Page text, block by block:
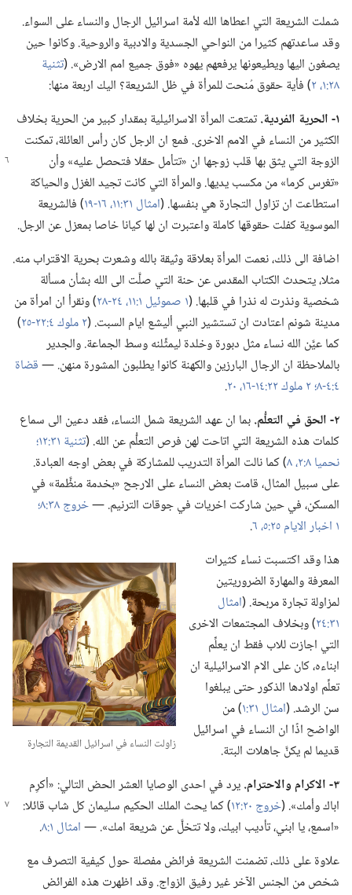
شملت الشريعة التي اعطاها الله لأمة اسرائيل الرجال والنساء على السواء.‏
وقد ساعدتهم كثيرا من النواحي الجسدية والادبية والروحية.‏ وكانوا حين
يصغون اليها ويطيعونها يرفعهم يهوه «فوق جميع امم الارض».‏ (‏تثنية
٢٨:‏١،‏ ٢
‏)‏ فأية حقوق مُنحت للمرأة في ظل الشريعة؟‏ اليك اربعة منها:‏
١-‏ الحرية الفردية.‏
تمتعت المرأة الاسرائيلية بمقدار كبير من الحرية بخلاف
الكثير من النساء في الامم الاخرى.‏ فمع ان الرجل كان رأس العائلة،‏ تمكنت
الزوجة التي يثق بها قلب زوجها ان «تتأمل حقلافتحصل عليه» وأن
«تغرس كرما» من مكسب يديها.‏ والمرأة التي كانت تجيد الغزل والحياكة
استطاعت ان تزاول التجارة هي بنفسها.‏ (‏امثال ٣١:‏١١،‏
‏)‏ فالشريعة
الموسوية كفلت حقوقها كاملة واعتبرت ان لها كيانا خاصا بمعزل عن الرجل.‏
اضافة الى ذلك،‏ نعمت المرأة بعلاقة وثيقة بالله وشعرت بحرية الاقتراب منه.‏
مثلا،‏ يتحدث الكتاب المقدس عن حنة التي صلَّت الى الله بشأن مسألة
شخصية ونذرت له نذرا في قلبها.‏ (‏١ صموئيل ١:‏١١،‏
‏)‏ ونقرأ ان امرأة من
مدينة شونم اعتادت ان تستشير النبي أليشع ايام السبت.‏ (‏٢ ملوك ٤:‏٢٢-‏٢٥
‏)‏
كما عيَّن الله نساء مثل دبورة وخلدة ليمثِّلنه وسط الجماعة.‏ والجدير
بالملاحظة ان الرجال البارزين والكهنة كانوا يطلبون المشورة منهن.‏ —‏قضاة
٤:‏٤-‏٨؛‏
‏.‏
٢-‏ الحق
في التعلُّم.‏بما ان عهد الشريعة شمل النساء،‏ فقد دعين الى سماع
كلمات هذه الشريعة التي اتاحت لهن فرص التعلُّم عن الله.‏ (‏تثنية ٣١:‏١٢؛‏
نحميا ٨:‏٢،‏
‏)‏ كما نالت المرأة التدريب للمشاركة في بعض اوجه العبادة.‏
على سبيل المثال،‏ قامت بعض النساء على الارجح «بخدمة منظَّمة» في
المسكن،‏ في حين شاركت اخريات في جوقات الترنيم.‏ —‏خروج ٣٨:‏٨؛‏
١ اخبار الايام ٢٥:‏٥،‏ ٦
‏.‏
زاولت النساء في اسرائيل القديمة التجارة
هذا وقد اكتسبت نساء كثيرات
المعرفة والمهارة الضروريتين
لمزاولة تجارة مربحة.‏ (‏امثال
٣١:‏٢٤
‏)‏ وبخلاف المجتمعات الاخرى
التي اجازت للاب فقط ان يعلِّم
ابناءه،‏ كان على الام الاسرائيلية ان
تعلِّم اولادها الذكور حتى يبلغوا
سن الرشد.‏ (‏امثال ٣١:‏١
‏)‏ من
الواضح اذًا ان النساء في اسرائيل
قديما لم يكنَّ جاهلات البتة.‏
٣-‏ الاكرام والاحترام.‏
يرد في احدى الوصايا العشر الحض التالي:‏ «أكرِم
اباك وأمك».‏ (‏خروج ٢٠:‏١٢ ‏)‏كما يحث الملك الحكيم سليمان كل شاب قائلا:‏
«اسمع،‏ يا ابني،‏ تأديب ابيك،‏ ولا تتخلَّ عن شريعة امك».‏ —‏امثال ١:‏٨
‏.‏
علاوة على ذلك،‏ تضمنت الشريعة فرائض مفصلة حول كيفية التصرف مع
شخص من الجنس الآخر غير رفيق الزواج.‏ وقد اظهرت هذه الفرائض